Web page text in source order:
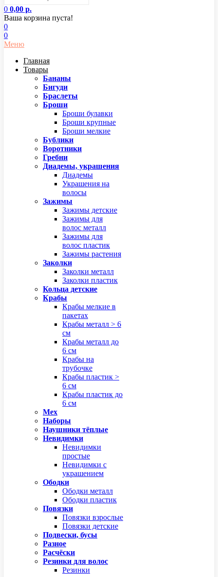
0 0,00 р.
Ваша корзина пуста!
0
0
Меню
Главная
Товары
Бананы
Бигуди
Браслеты
Броши
Броши булавки
Броши крупные
Броши мелкие
Бублики
Воротники
Гребни
Диадемы, украшения
Диадемы
Украшения на
волосы
Зажимы
Зажимы детские
Зажимы для
волос металл
Зажимы для
волос пластик
Зажимы растения
Заколки
Заколки металл
Заколки пластик
Кольца детские
Крабы
Крабы мелкие в
пакетах
Крабы металл > 6
см
Крабы металл до
6 см
Крабы на
трубочке
Крабы пластик >
6 см
Крабы пластик до
6 см
Мех
Наборы
Наушники тёплые
Невидимки
Невидимки
простые
Невидимки с
украшением
Ободки
Ободки металл
Ободки пластик
Повязки
Повязки взрослые
Повязки детские
Подвески, бусы
Разное
Расчёски
Резинки для волос
Резинки